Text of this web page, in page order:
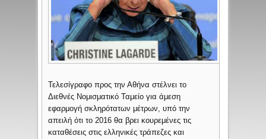
Τελεσίγραφο προς την Αθήνα στέλνει το
Διεθνές Νομισματικό Ταμείο για άμεση
εφαρμογή σκληρότατων μέτρων, υπό την
απειλή ότι το 2016 θα βρει κουρεμένες τις
καταθέσεις στις ελληνικές τράπεζες και